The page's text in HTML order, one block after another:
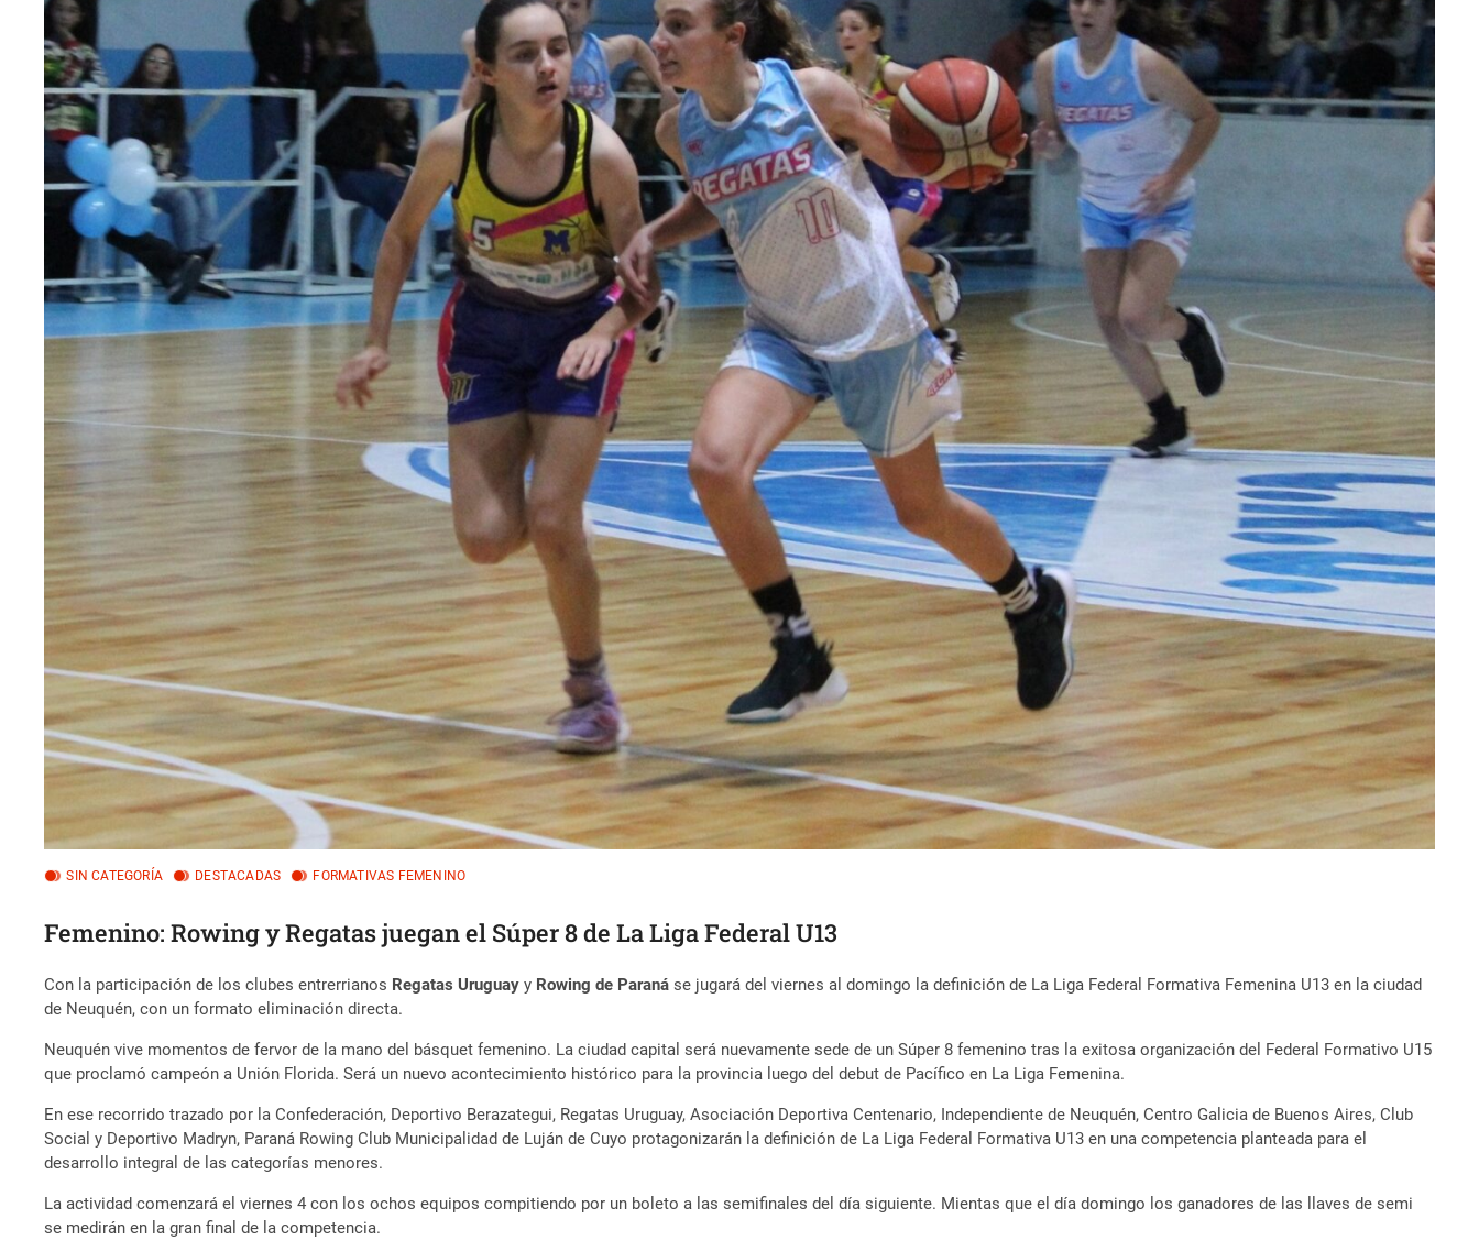
SIN CATEGORÍA DESTACADAS FORMATIVAS FEMENINO
Femenino: Rowing y Regatas juegan el Súper 8 de La Liga Federal U13
Con la participación de los clubes entrerrianos Regatas Uruguayy Rowing de Paraná se jugará del viernes al domingo la definición de La Liga Federal Formativa Femenina U13 en la ciudad
de Neuquén, con un formato eliminación directa.
Neuquén vive momentos de fervor de la mano del básquet femenino. La ciudad capital será nuevamente sede de un Súper 8 femenino tras la exitosa organización del Federal Formativo U15
que proclamó campeón a Unión Florida. Será un nuevo acontecimiento histórico para la provincia luego del debut de Pacífico en La Liga Femenina.
En ese recorrido trazado por la Confederación, Deportivo Berazategui, Regatas Uruguay, Asociación Deportiva Centenario, Independiente de Neuquén, Centro Galicia de Buenos Aires, Club
Social y Deportivo Madryn, Paraná Rowing Club Municipalidad de Luján de Cuyo protagonizarán la definición de La Liga Federal Formativa U13 en una competencia planteada para el
desarrollo integral de las categorías menores.
La actividad comenzará el viernes 4 con los ochos equipos compitiendo por un boleto a las semifinales del día siguiente. Mientas que el día domingo los ganadores de las llaves de semi
se medirán en la gran final de la competencia.